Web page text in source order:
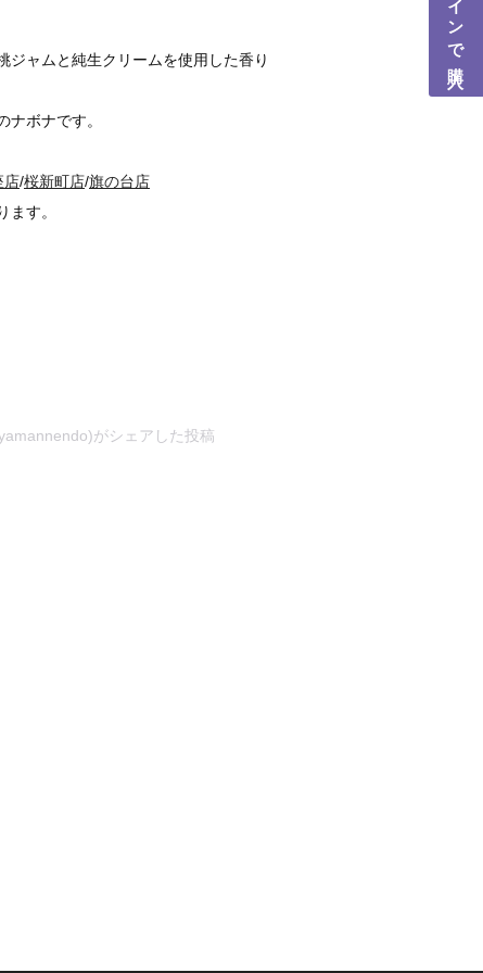
ジャムと純生クリームを使用した香り
ボナです。
店/桜新町店/旗の台店
す。
がシェアした投稿